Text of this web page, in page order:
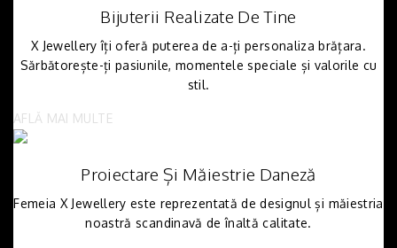
Bijuterii Realizate De Tine
X Jewellery îți oferă puterea de a-ți personaliza brățara.
Sărbătorește-ți pasiunile, momentele speciale și valorile cu
stil.
AFLĂ MAI MULTE
Proiectare Și Măiestrie Daneză
Femeia X Jewellery este reprezentată de designul și măiestria
noastră scandinavă de înaltă calitate.